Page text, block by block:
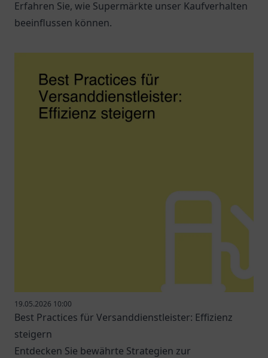
Erfahren Sie, wie Supermärkte unser Kaufverhalten
beeinflussen können.
19.05.2026 10:00
Best Practices für Versanddienstleister: Effizienz
steigern
Entdecken Sie bewährte Strategien zur